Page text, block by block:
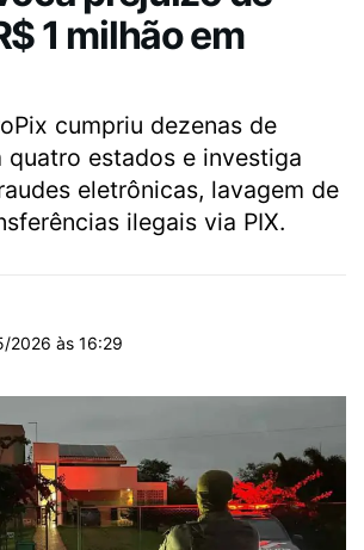
1 milhão em
cumpriu dezenas de
quatro estados e investiga
eletrônicas, lavagem de
ilegais via PIX.
2026 às 16:29